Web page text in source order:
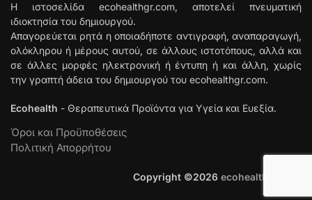
Η ιστοσελίδα ecohealthgr.com, αποτελεί πνευματική
ιδιοκτησία του δημιουργού.
Απαγορεύεται ρητά η οποιαδήποτε αντιγραφή, αναπαραγωγή,
ολόκληρου ή μέρους αυτού, σε άλλους ιστοτόπους, αλλά και
σε άλλες μορφές ηλεκτρονική ή έντυπη ή και άλλη, χωρίς
την γραπτή άδεια του δημιουργού του ecohealthgr.com.
Ecohealth - Θεραπευτικά Προϊόντα για Υγεία και Ευεξία.
Όροι και Προϋποθέσεις
Πολιτική Απορρήτου
Copyright ©2026 ecohealthgr.com